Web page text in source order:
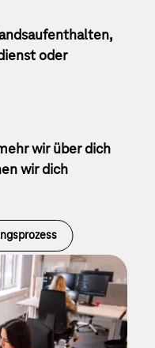
oder
wir über dich
wir dich